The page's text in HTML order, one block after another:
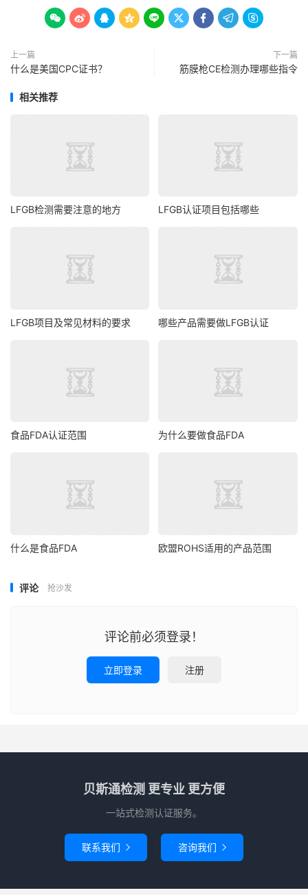
        
上一篇
什么是美国CPC证书？
下一篇
筋膜枪CE检测办理哪些指令
相关推荐
LFGB检测需要注意的地方 LFGB认证项目包括哪些
LFGB项目及常见材料的要求 哪些产品需要做LFGB认证
食品FDA认证范围 为什么要做食品FDA
什么是食品FDA 欧盟ROHS适用的产品范围
评论 抢沙发
评论前必须登录！
立即登录 注册
贝斯通检测 更专业 更方便
一站式检测认证服务。
联系我们  咨询我们 